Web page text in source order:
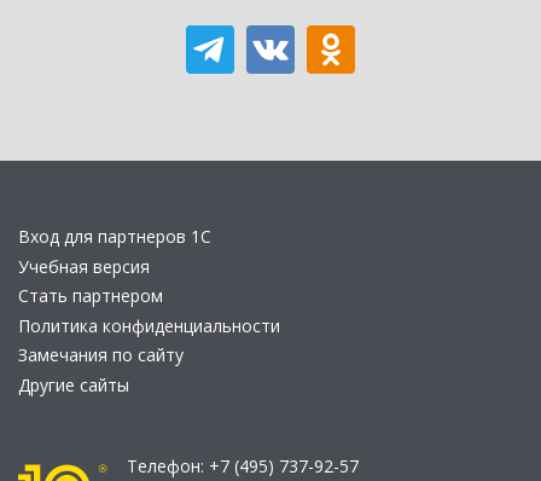
Вход для партнеров 1С
Учебная версия
Стать партнером
Политика конфиденциальности
Замечания по сайту
Другие сайты
Телефон: +7 (495) 737-92-57